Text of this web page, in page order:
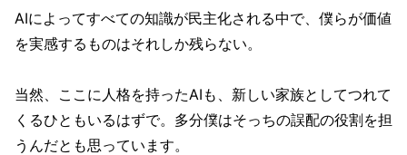
AIによってすべての知識が民主化される中で、僕らが価値
を実感するものはそれしか残らない。
当然、ここに人格を持ったAIも、新しい家族としてつれて
くるひともいるはずで。多分僕はそっちの誤配の役割を担
うんだとも思っています。